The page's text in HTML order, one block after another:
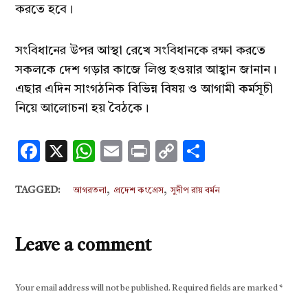
করতে হবে।
সংবিধানের উপর আস্থা রেখে সংবিধানকে রক্ষা করতে
সকলকে দেশ গড়ার কাজে লিপ্ত হওয়ার আহ্বান জানান।
এছার এদিন সাংগঠনিক বিভিন্ন বিষয় ও আগামী কর্মসূচী
নিয়ে আলোচনা হয় বৈঠকে।
Facebook
X WhatsApp
EmailPrintCopy
TAGGED: আগরতলা , প্রদেশ কংগ্রেস,সুদীপ রায় বর্মন
Leave a comment
Your email address will not be published. Required fields are marked*